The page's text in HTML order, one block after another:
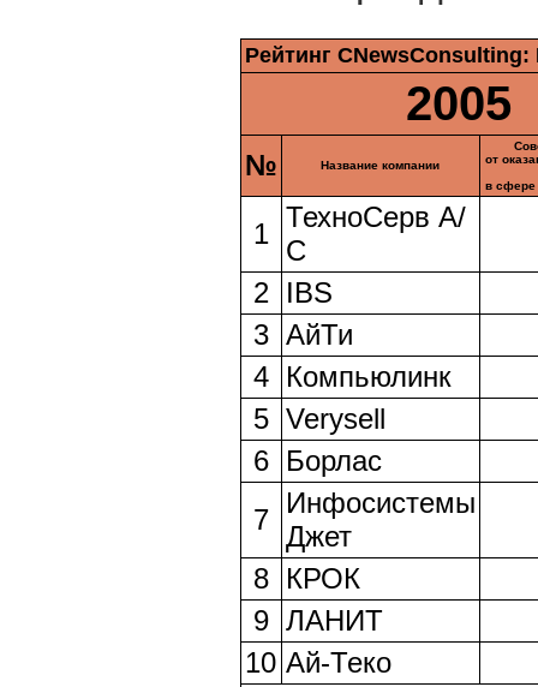
Рейтинг
2005
№ Название компании
от
в сфере
1
ТехноСерв А/
С
2 IBS
3 АйТи
4 Компьюлинк
5 Verysell
6 Борлас
7
Инфосистемы
Джет
8 КРОК
9 ЛАНИТ
10 Ай-Теко